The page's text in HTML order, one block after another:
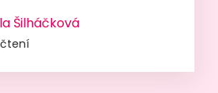
Šilháčková